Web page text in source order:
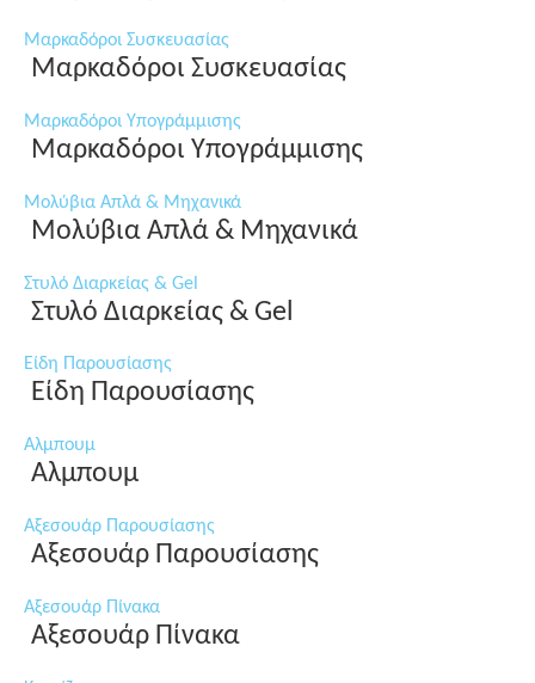
Μαρκαδόροι Συσκευασίας
Μαρκαδόροι Συσκευασίας
Μαρκαδόροι Υπογράμμισης
Μαρκαδόροι Υπογράμμισης
Μολύβια Απλά & Μηχανικά
Μολύβια Απλά & Μηχανικά
Στυλό Διαρκείας & Gel
Στυλό Διαρκείας & Gel
Είδη Παρουσίασης
Είδη Παρουσίασης
Αλμπουμ
Αλμπουμ
Αξεσουάρ Παρουσίασης
Αξεσουάρ Παρουσίασης
Αξεσουάρ Πίνακα
Αξεσουάρ Πίνακα